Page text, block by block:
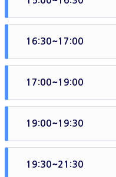
16:30~17:00
17:00~19:00
19:00~19:30
19:30~21:30